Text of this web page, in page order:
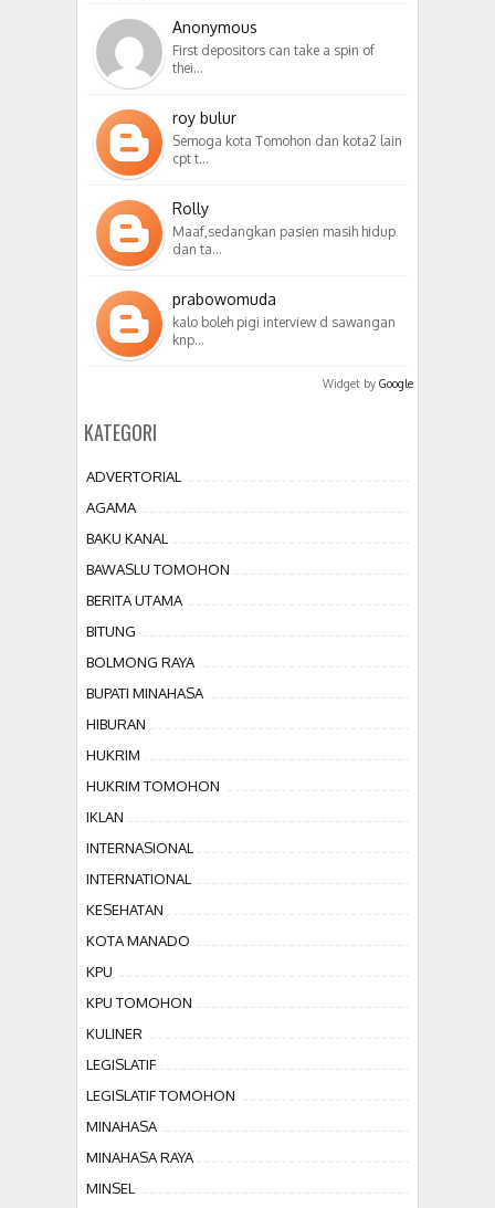
Anonymous
First depositors can take a spin of
thei…
roy bulur
Semoga kota Tomohon dan kota2 lain
cpt t…
Rolly
Maaf,sedangkan pasien masih hidup
dan ta…
prabowomuda
kalo boleh pigi interview d sawangan
knp…
Widget by Google
KATEGORI
ADVERTORIAL
AGAMA
BAKU KANAL
BAWASLU TOMOHON
BERITA UTAMA
BITUNG
BOLMONG RAYA
BUPATI MINAHASA
HIBURAN
HUKRIM
HUKRIM TOMOHON
IKLAN
INTERNASIONAL
INTERNATIONAL
KESEHATAN
KOTA MANADO
KPU
KPU TOMOHON
KULINER
LEGISLATIF
LEGISLATIF TOMOHON
MINAHASA
MINAHASA RAYA
MINSEL